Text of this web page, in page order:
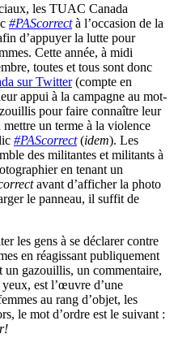
les TUAC Canada
#PAScorrectà l’occasion de la
d’appuyer la lutte pour
Cette année, à midi
toutes et tous sont donc
sur Twitter(compte en
appui à la campagne au mot-
pour faire connaître leur
un terme à la violence
#PAScorrect(idem). Les
des militantes et militants à
en tenant un
avant d’afficher la photo
le panneau, il suffit de
les gens à se déclarer contre
en réagissant publiquement
un gazouillis, un commentaire,
est l’œuvre d’une
au rang d’objet, les
le mot d’ordre est le suivant :